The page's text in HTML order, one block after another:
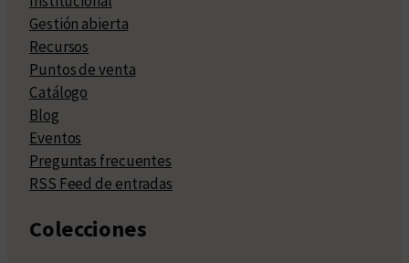
Gestión abierta
Recursos
Puntos de venta
Catálogo
Blog
Eventos
Preguntas frecuentes
RSS Feed de entradas
Colecciones